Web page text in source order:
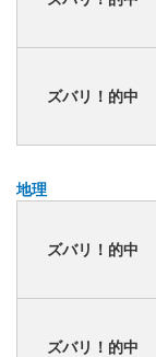
ズバリ！的中
地理
ズバリ！的中
ズバリ！的中